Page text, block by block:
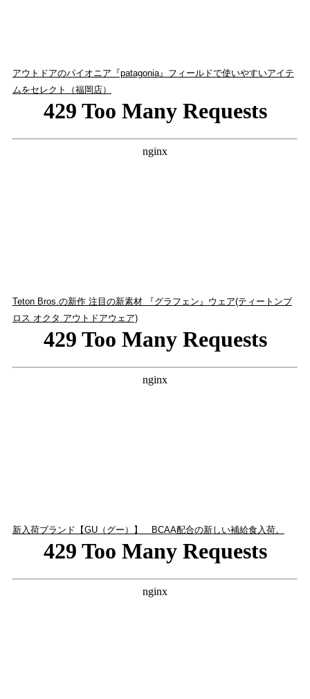
アウトドアのパイオニア『patagonia』フィールドで使いやすいアイテ
ムをセレクト（福岡店）
Teton Bros.の新作 注目の新素材 『グラフェン』ウェア(ティートンブ
ロス オクタ アウトドアウェア)
新入荷ブランド【GU（グー）】 BCAA配合の新しい補給食入荷。